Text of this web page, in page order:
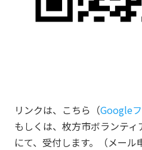
リンクは、こちら（Google
もしくは、枚方市ボランティ
にて、受付します。（メール